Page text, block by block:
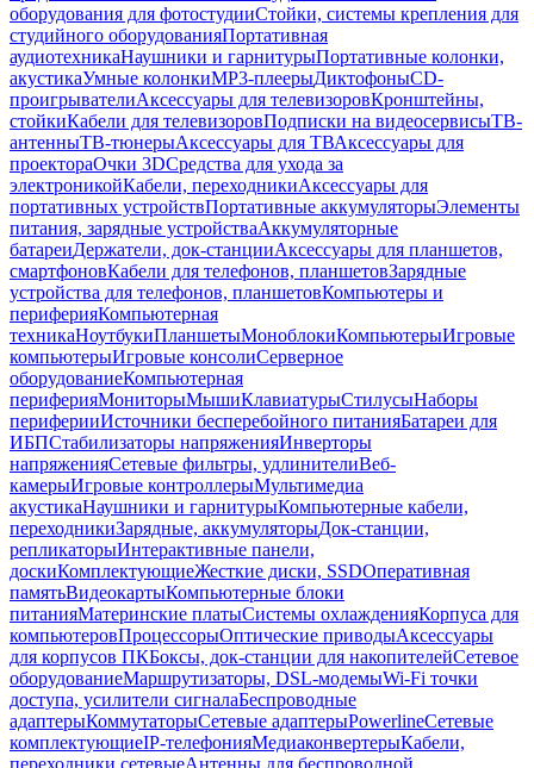
оборудования для фотостудииСтойки, системы крепления для
студийного оборудованияПортативная
аудиотехникаНаушники и гарнитурыПортативные колонки,
акустикаУмные колонкиMP3-плеерыДиктофоныCD-
проигрывателиАксессуары для телевизоровКронштейны,
стойкиКабели для телевизоровПодписки на видеосервисыТВ-
антенныТВ-тюнерыАксессуары для ТВАксессуары для
проектораОчки 3DСредства для ухода за
электроникойКабели, переходникиАксессуары для
портативных устройствПортативные аккумуляторыЭлементы
питания, зарядные устройстваАккумуляторные
батареиДержатели, док-станцииАксессуары для планшетов,
смартфоновКабели для телефонов, планшетовЗарядные
устройства для телефонов, планшетовКомпьютеры и
периферияКомпьютерная
техникаНоутбукиПланшетыМоноблокиКомпьютерыИгровые
компьютерыИгровые консолиСерверное
оборудованиеКомпьютерная
периферияМониторыМышиКлавиатурыСтилусыНаборы
периферииИсточники бесперебойного питанияБатареи для
ИБПСтабилизаторы напряженияИнверторы
напряженияСетевые фильтры, удлинителиВеб-
камерыИгровые контроллерыМультимедиа
акустикаНаушники и гарнитурыКомпьютерные кабели,
переходникиЗарядные, аккумуляторыДок-станции,
репликаторыИнтерактивные панели,
доскиКомплектующиеЖесткие диски, SSDОперативная
памятьВидеокартыКомпьютерные блоки
питанияМатеринские платыСистемы охлажденияКорпуса для
компьютеровПроцессорыОптические приводыАксессуары
для корпусов ПКБоксы, док-станции для накопителейСетевое
оборудованиеМаршрутизаторы, DSL-модемыWi-Fi точки
доступа, усилители сигналаБеспроводные
адаптерыКоммутаторыСетевые адаптерыPowerlineСетевые
комплектующиеIP-телефонияМедиаконвертерыКабели,
переходники сетевыеАнтенны для беспроводной